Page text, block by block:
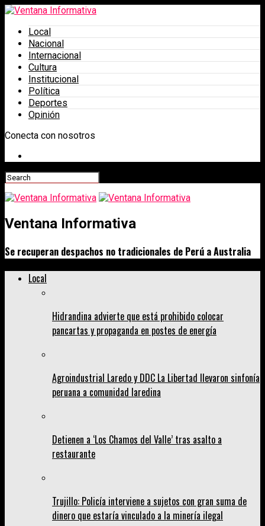
Local
Nacional
Internacional
Cultura
Institucional
Política
Deportes
Opinión
Conecta con nosotros
Ventana Informativa
Se recuperan despachos no tradicionales de Perú a Australia
Local
Hidrandina advierte que está prohibido colocar
pancartas y propaganda en postes de energía
Agroindustrial Laredo y DDC La Libertad llevaron sinfonía
peruana a comunidad laredina
Detienen a ‘Los Chamos del Valle’ tras asalto a
restaurante
Trujillo: Policía interviene a sujetos con gran suma de
dinero que estaría vinculado a la minería ilegal